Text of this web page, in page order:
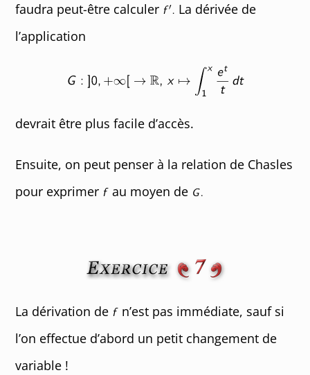
faudra peut-être calculer
La dérivée de
l’application
devrait être plus facile d’accès.
Ensuite, on peut penser à la relation de Chasles
pour exprimer
au moyen de
La dérivation de
n’est pas immédiate, sauf si
l’on effectue d’abord un petit changement de
variable !